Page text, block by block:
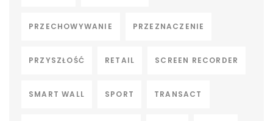
PRZECHOWYWANIE PRZEZNACZENIE
PRZYSZŁOŚĆ RETAIL SCREEN RECORDER
SMART WALL SPORT TRANSACT